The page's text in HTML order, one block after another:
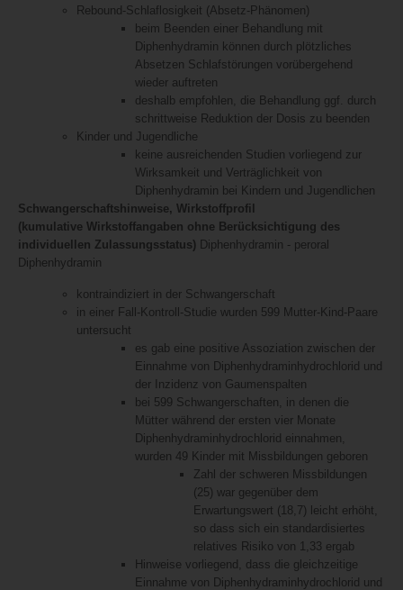
Rebound-Schlaflosigkeit (Absetz-Phänomen)
beim Beenden einer Behandlung mit
Diphenhydramin können durch plötzliches
Absetzen Schlafstörungen vorübergehend
wieder auftreten
deshalb empfohlen, die Behandlung ggf. durch
schrittweise Reduktion der Dosis zu beenden
Kinder und Jugendliche
keine ausreichenden Studien vorliegend zur
Wirksamkeit und Verträglichkeit von
Diphenhydramin bei Kindern und Jugendlichen
Schwangerschaftshinweise, Wirkstoffprofil
(kumulative Wirkstoffangaben ohne Berücksichtigung des
individuellen Zulassungsstatus) Diphenhydramin - peroral
Diphenhydramin
kontraindiziert in der Schwangerschaft
in einer Fall-Kontroll-Studie wurden 599 Mutter-Kind-Paare
untersucht
es gab eine positive Assoziation zwischen der
Einnahme von Diphenhydraminhydrochlorid und
der Inzidenz von Gaumenspalten
bei 599 Schwangerschaften, in denen die
Mütter während der ersten vier Monate
Diphenhydraminhydrochlorid einnahmen,
wurden 49 Kinder mit Missbildungen geboren
Zahl der schweren Missbildungen
(25) war gegenüber dem
Erwartungswert (18,7) leicht erhöht,
so dass sich ein standardisiertes
relatives Risiko von 1,33 ergab
Hinweise vorliegend, dass die gleichzeitige
Einnahme von Diphenhydraminhydrochlorid und